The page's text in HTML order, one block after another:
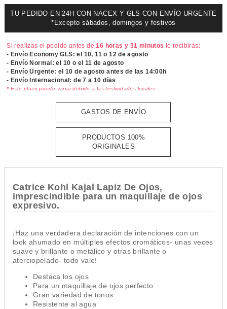
TU PEDIDO EN 24H CON NACEX Y GLS CON ENVÍO URGENTE
*Excepto sábados, domingos y festivos
Si realizas el pedido antes de16 horas y 31 minutos lo recibirás:
- Envío Economy GLS: el 10, 11 o 12 de agosto
- Envío Normal: el 10 o el 11 de agosto
- Envío Urgente: el10 de agosto antes de las 14:00h
- Envío Internacional: de 7 a 10 días
* Este plazo puede variar debido a las festividades locales
GASTOS DE ENVÍO
PRODUCTOS 100%
ORIGINALES
Catrice Kohl Kajal Lapiz De Ojos,
imprescindible para un maquillaje de ojos
expresivo.
¡Haz una verdadera declaración de intenciones con un
look ahumado en múltiples efectos cromáticos- unas veces
suave y brillante o metálico y otras brillante o
aterciopelado- todo vale!
Destaca los ojos
Para un maquillaje de ojos perfecto
Gran variedad de tonos
Resistente al agua